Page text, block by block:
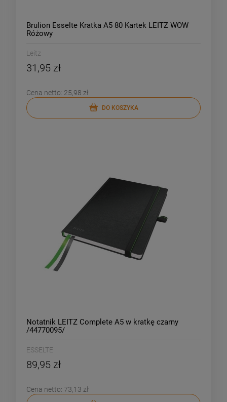
Brulion Esselte Kratka A5 80 Kartek LEITZ WOW
Różowy
Leitz
31,95 zł
Cena netto: 25,98 zł
DO KOSZYKA
Notatnik LEITZ Complete A5 w kratkę czarny
/44770095/
ESSELTE
89,95 zł
Cena netto: 73,13 zł